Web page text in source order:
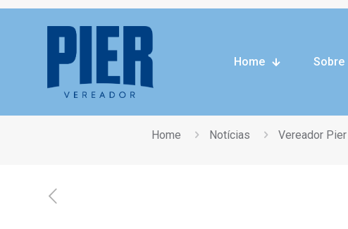
Home Sobre
Curitiba
Home Notícias Vereador